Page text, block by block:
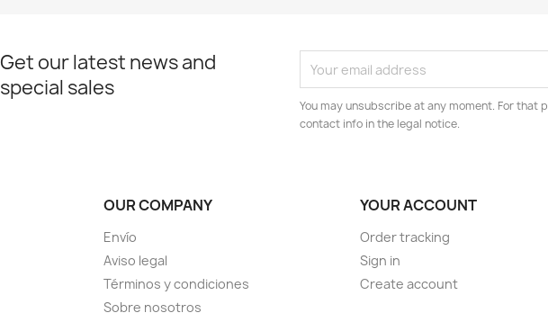
Get our latest news and
special sales
You may unsubscribe at any moment. For that
contact info in the legal notice.
OUR COMPANY
Envío
Aviso legal
Términos y condiciones
Sobre nosotros
YOUR ACCOUNT
Order tracking
Sign in
Create account